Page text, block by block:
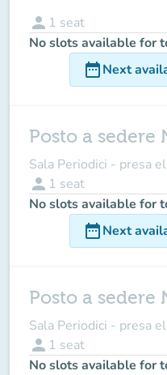
person 1 seat
No slots available for
date_rangeNext
Posto a sedere
Sala Periodici - presa
person 1 seat
No slots available for
date_rangeNext
Posto a sedere
Sala Periodici - presa
person 1 seat
No slots available for